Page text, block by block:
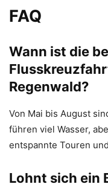
FAQ
Wann ist die
Regenwald?
Von Mai bis August
führen viel Wasser,
entspannte Touren
Lohnt sich ein